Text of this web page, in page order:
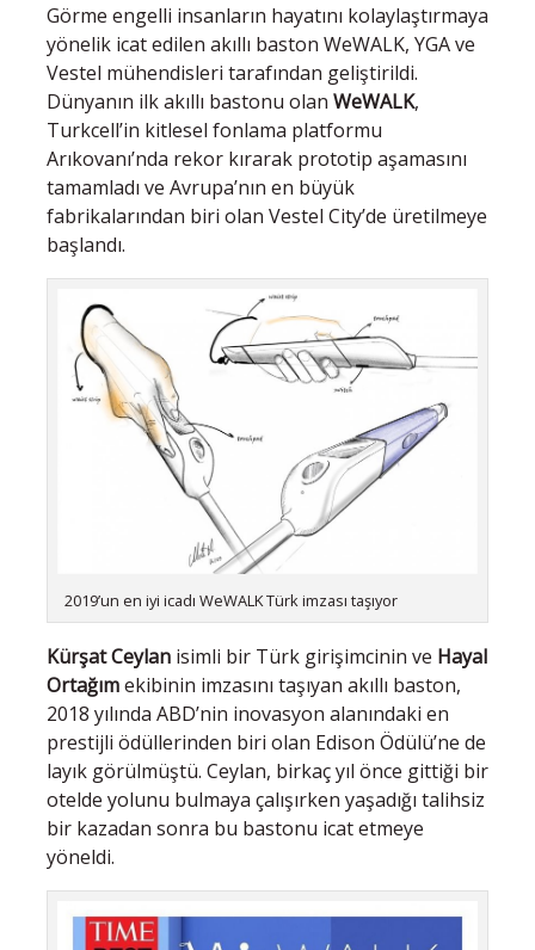
Görme engelli insanların hayatını kolaylaştırmaya
yönelik icat edilen akıllı baston WeWALK, YGA ve
Vestel mühendisleri tarafından geliştirildi.
Dünyanın ilk akıllı bastonu olan WeWALK,
Turkcell’in kitlesel fonlama platformu
Arıkovanı’nda rekor kırarak prototip aşamasını
tamamladı ve Avrupa’nın en büyük
fabrikalarından biri olan Vestel City’de üretilmeye
başlandı.
2019’un en iyi icadı WeWALK Türk imzası taşıyor
Kürşat Ceylan isimli bir Türk girişimcinin ve Hayal
Ortağımekibinin imzasını taşıyan akıllı baston,
2018 yılında ABD’nin inovasyon alanındaki en
prestijli ödüllerinden biri olan Edison Ödülü’ne de
layık görülmüştü. Ceylan, birkaç yıl önce gittiği bir
otelde yolunu bulmaya çalışırken yaşadığı talihsiz
bir kazadan sonra bu bastonu icat etmeye
yöneldi.